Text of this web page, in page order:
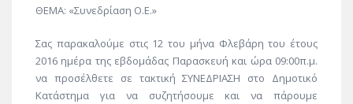
ΘΕΜΑ: «Συνεδρίαση Ο.Ε.»
Σας παρακαλούμε στις 12 του μήνα Φλεβάρη του έτους
2016 ημέρα της εβδομάδας Παρασκευή και ώρα 09:00π.μ.
να προσέλθετε σε τακτική ΣΥΝΕΔΡΙΑΣΗ στο Δημοτικό
Κατάστημα για να συζητήσουμε και να πάρουμε